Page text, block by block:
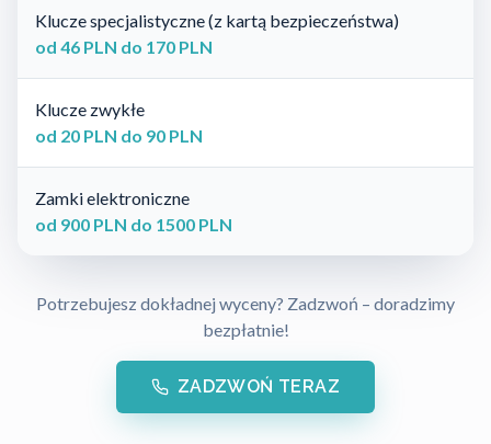
Klucze specjalistyczne (z kartą bezpieczeństwa)
od 46 PLN do 170 PLN
Klucze zwykłe
od 20 PLN do 90 PLN
Zamki elektroniczne
od 900 PLN do 1500 PLN
Potrzebujesz dokładnej wyceny? Zadzwoń – doradzimy
bezpłatnie!
ZADZWOŃ TERAZ